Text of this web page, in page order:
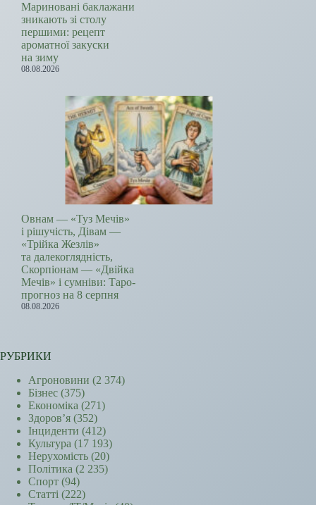
Мариновані баклажани
зникають зі столу
першими: рецепт
ароматної закуски
на зиму
08.08.2026
Овнам — «Туз Мечів»
і рішучість, Дівам —
«Трійка Жезлів»
та далекоглядність,
Скорпіонам — «Двійка
Мечів» і сумніви: Таро-
прогноз на 8 серпня
08.08.2026
РУБРИКИ
Агроновини (2 374)
Бізнес (375)
Економіка (271)
Здоров’я (352)
Інциденти (412)
Культура (17 193)
Нерухомість (20)
Політика (2 235)
Спорт (94)
Статті (222)